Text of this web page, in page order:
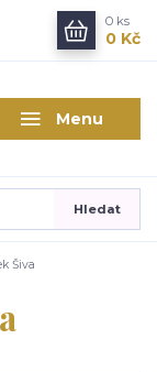
Menu
Hledat
0 ks
0 Kč
Šiva